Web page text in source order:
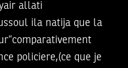
allati
ila natija que la
policiere,(ce que je